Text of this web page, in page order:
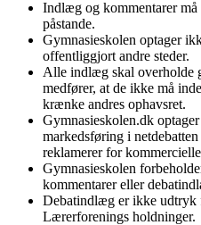
Indlæg og kommentarer
påstande.
Gymnasieskolen optager
offentliggjort andre steder.
Alle indlæg skal overholde
medfører, at de ikke må
krænke andres ophavsret.
Gymnasieskolen.dk
markedsføring i
reklamerer for
Gymnasieskolen
kommentarer eller
Debatindlæg er ikke udtryk
Lærerforenings holdninger.